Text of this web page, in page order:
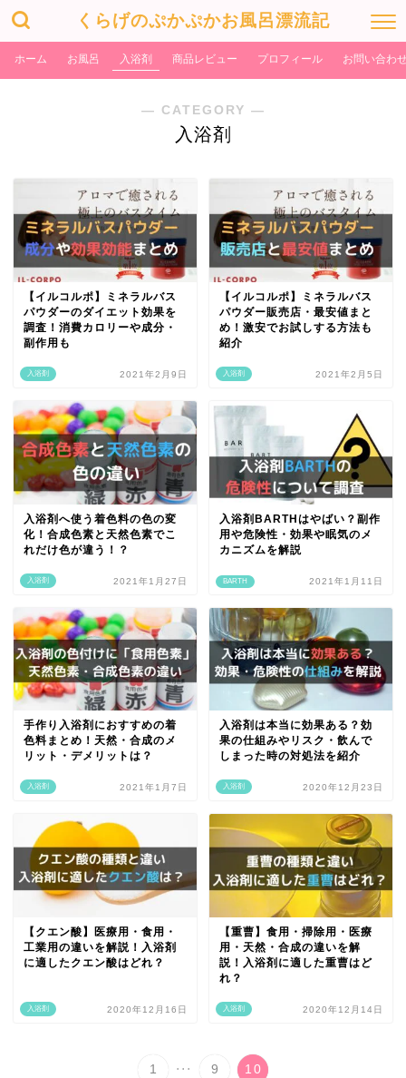
くらげのぷかぷかお風呂漂流記
ホーム お風呂 入浴剤 商品レビュー プロフィール お問い合わ
― CATEGORY ―
入浴剤
入浴剤
【イルコルポ】ミネラルバス
パウダーのダイエット効果を
調査！消費カロリーや成分・
副作用も
2021年2月9日 入浴剤
【イルコルポ】ミネラルバス
パウダー販売店・最安値まと
め！激安でお試しする方法も
紹介
2021年2月5日
入浴剤
入浴剤へ使う着色料の色の変
化！合成色素と天然色素でこ
れだけ色が違う！？
2021年1月27日 BARTH
入浴剤BARTHはやばい？副作
用や危険性・効果や眠気のメ
カニズムを解説
2021年1月11日
入浴剤
手作り入浴剤におすすめの着
色料まとめ！天然・合成のメ
リット・デメリットは？
2021年1月7日 入浴剤
入浴剤は本当に効果ある？効
果の仕組みやリスク・飲んで
しまった時の対処法を紹介
2020年12月23日
入浴剤
【クエン酸】医療用・食用・
工業用の違いを解説！入浴剤
に適したクエン酸はどれ？
2020年12月16日 入浴剤
【重曹】食用・掃除用・医療
用・天然・合成の違いを解
説！入浴剤に適した重曹はど
れ？
2020年12月14日
1 ... 9 10